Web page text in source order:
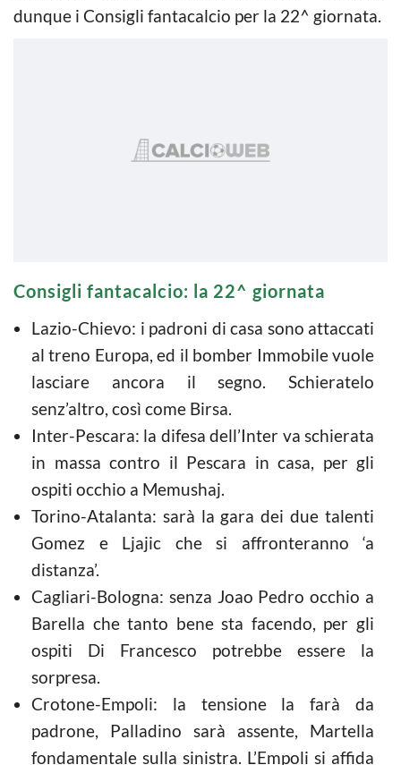
dunque i Consigli fantacalcio per la 22^ giornata.
Consigli fantacalcio: la 22^ giornata
Lazio-Chievo: i padroni di casa sono attaccati
al treno Europa, ed il bomber Immobile vuole
lasciare ancora il segno. Schieratelo
senz’altro, così come Birsa.
Inter-Pescara: la difesa dell’Inter va schierata
in massa contro il Pescara in casa, per gli
ospiti occhio a Memushaj.
Torino-Atalanta: sarà la gara dei due talenti
Gomez e Ljajic che si affronteranno ‘a
distanza’.
Cagliari-Bologna: senza Joao Pedro occhio a
Barella che tanto bene sta facendo, per gli
ospiti Di Francesco potrebbe essere la
sorpresa.
Crotone-Empoli: la tensione la farà da
padrone, Palladino sarà assente, Martella
fondamentale sulla sinistra. L’Empoli si affida